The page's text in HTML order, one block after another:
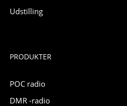
Udstilling
PRODUKTER
POC radio
DMR -radio